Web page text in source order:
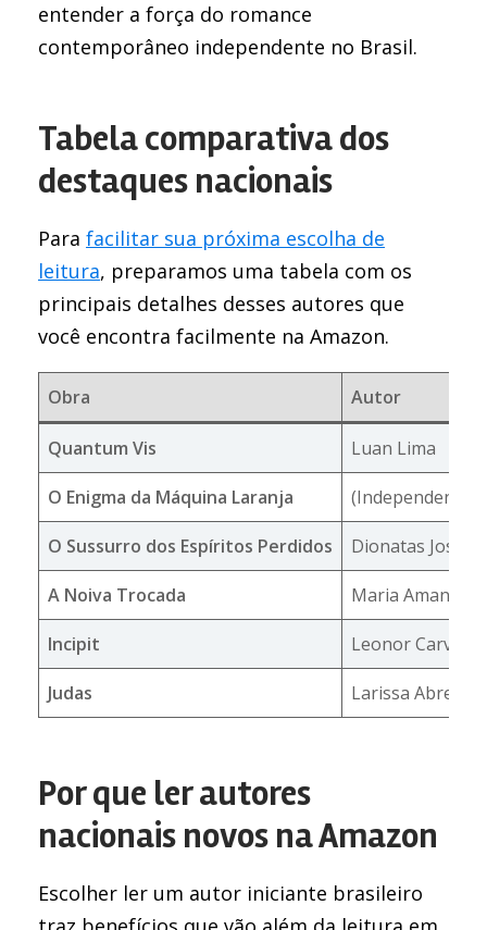
entender a força do romance
contemporâneo independente no Brasil.
Tabela comparativa dos
destaques nacionais
Para facilitar sua próxima escolha de
leitura, preparamos uma tabela com os
principais detalhes desses autores que
você encontra facilmente na Amazon.
Obra Autor
Quantum Vis Luan Lima
O Enigma da Máquina Laranja (Independente)
O Sussurro dos Espíritos Perdidos Dionatas José
A Noiva Trocada Maria Amanda
Incipit Leonor Carvalho
Judas Larissa Abreu
Por que ler autores
nacionais novos na Amazon
Escolher ler um autor iniciante brasileiro